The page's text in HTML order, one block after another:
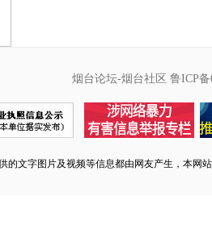
烟台论坛-烟台社区 鲁ICP备
的文字图片及视频等信息都由网友产生，本网